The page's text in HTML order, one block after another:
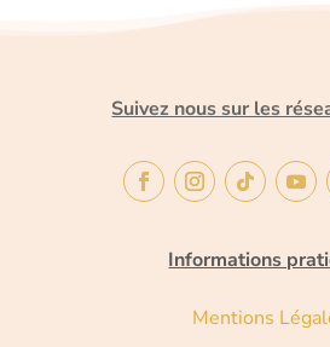
Suivez nous sur les
Informations
Mentions